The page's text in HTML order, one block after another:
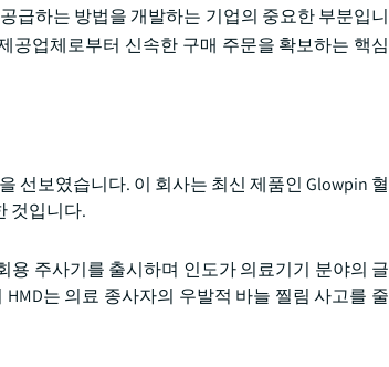
급하는 방법을 개발하는 기업의 중요한 부분입니
공업체로부터 신속한 구매 주문을 확보하는 핵심
선보였습니다. 이 회사는 최신 제품인 Glowpin 혈
것입니다.
용 주사기를 출시하며 인도가 의료기기 분야의 글
는 의료 종사자의 우발적 바늘 찔림 사고를 줄